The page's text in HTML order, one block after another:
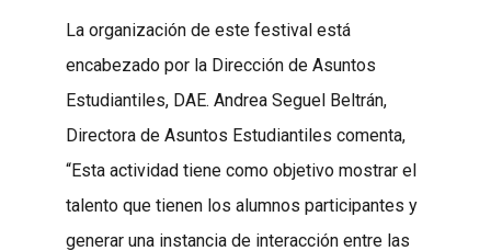
La organización de este festival está
encabezado por la Dirección de Asuntos
Estudiantiles, DAE. Andrea Seguel Beltrán,
Directora de Asuntos Estudiantiles comenta,
“Esta actividad tiene como objetivo mostrar el
talento que tienen los alumnos participantes y
generar una instancia de interacción entre las